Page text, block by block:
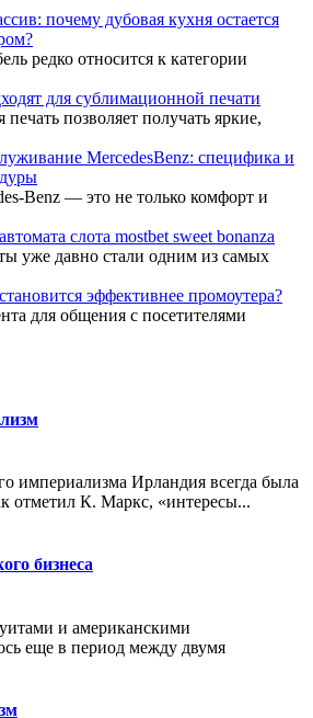
почему дубовая кухня остается
редко относится к категории
для сублимационной печати
позволяет получать яркие,
MercedesBenz: специфика и
Benz — это не только комфорт и
слота mostbet sweet bonanza
уже давно стали одним из самых
эффективнее промоутера?
для общения с посетителями
империализма Ирландия всегда была
отметил К. Маркс, «интересы...
бизнеса
и американскими
еще в период между двумя